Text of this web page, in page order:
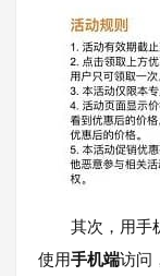
其次，用手
使用手机端访问